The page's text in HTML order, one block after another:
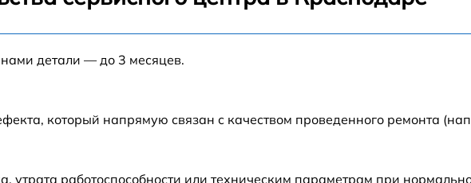
A-EKдетали — до 3 месяцев.
который напрямую связан с качеством проведенного ремонта
утрата работоспособности или техническим параметрам при